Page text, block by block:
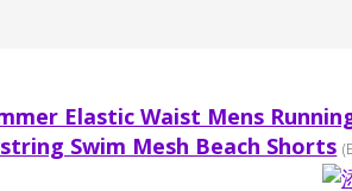
Elastic Waist Mens
Swim Mesh Beach Shorts